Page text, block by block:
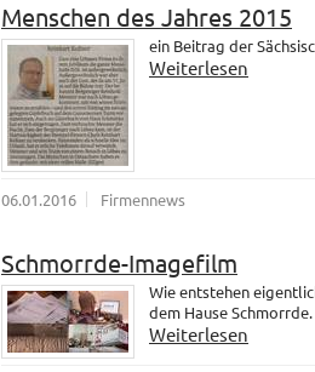
Menschen des Jahres 2015
ein Beitrag der
Weiterlesen
06.01.2016 Firmennews
Schmorrde-Imagefilm
Wie entstehen
dem Hause Schmorrde.
Weiterlesen